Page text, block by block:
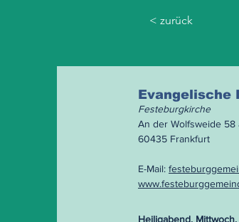
< zurück
Evangelische
Festeburgkirche
An der Wolfsweide 58
60435 Frankfurt
E-Mail:
Heiligabend,